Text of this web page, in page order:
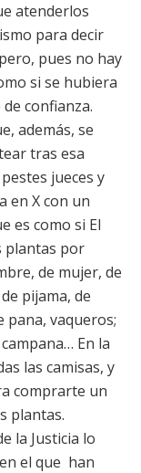
atenderlos
para decir
pues no hay
si se hubiera
confianza.
además, se
tras esa
jueces y
en X con un
es como si El
plantas por
de mujer, de
pijama, de
pana, vaqueros;
En la
las camisas, y
comprarte un
plantas.
la Justicia lo
el que han